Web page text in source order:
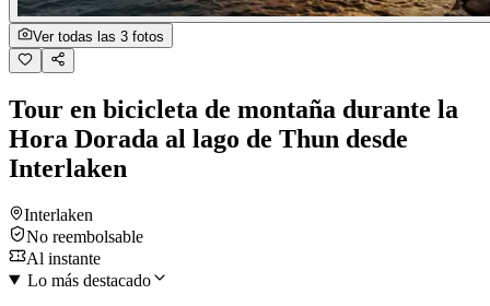
Ver todas las 3 fotos
Tour en bicicleta de montaña durante la
Hora Dorada al lago de Thun desde
Interlaken
Interlaken
No reembolsable
Al instante
Lo más destacado